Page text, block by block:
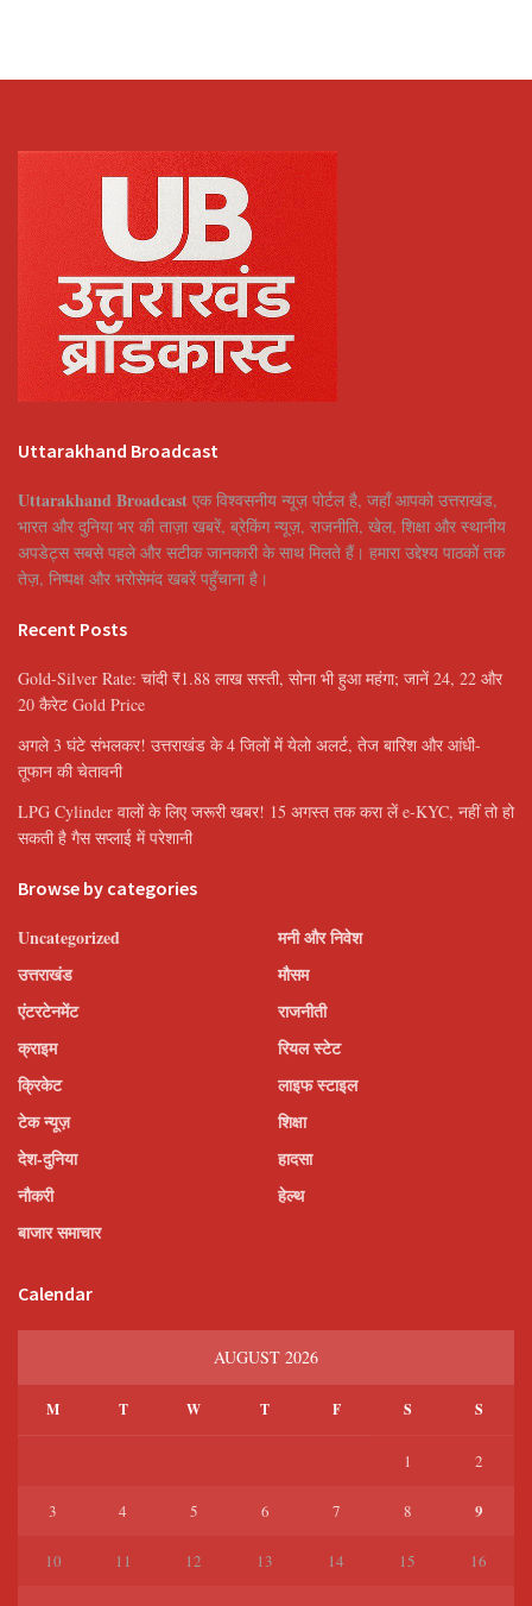
Uttarakhand Broadcast
Uttarakhand Broadcast एक विश्वसनीय न्यूज़ पोर्टल है, जहाँ आपको उत्तराखंड,
भारत और दुनिया भर की ताज़ा खबरें, ब्रेकिंग न्यूज़, राजनीति, खेल, शिक्षा और स्थानीय
अपडेट्स सबसे पहले और सटीक जानकारी के साथ मिलते हैं। हमारा उद्देश्य पाठकों तक
तेज़, निष्पक्ष और भरोसेमंद खबरें पहुँचाना है।
Recent Posts
Gold-Silver Rate: चांदी ₹1.88 लाख सस्ती, सोना भी हुआ महंगा; जानें 24, 22 और
20 कैरेट Gold Price
अगले 3 घंटे संभलकर! उत्तराखंड के 4 जिलों में येलो अलर्ट, तेज बारिश और आंधी-
तूफान की चेतावनी
LPG Cylinder वालों के लिए जरूरी खबर! 15 अगस्त तक करा लें e-KYC, नहीं तो हो
सकती है गैस सप्लाई में परेशानी
Browse by categories
Uncategorized
उत्तराखंड
एंटरटेनमेंट
क्राइम
क्रिकेट
टेक न्यूज़
देश-दुनिया
नौकरी
बाजार समाचार
मनी और निवेश
मौसम
राजनीती
रियल स्टेट
लाइफ स्टाइल
शिक्षा
हादसा
हेल्थ
Calendar
AUGUST 2026
M T W T F S S
1 2
3 4 5 6 7 8 9
10 11 12 13 14 15 16